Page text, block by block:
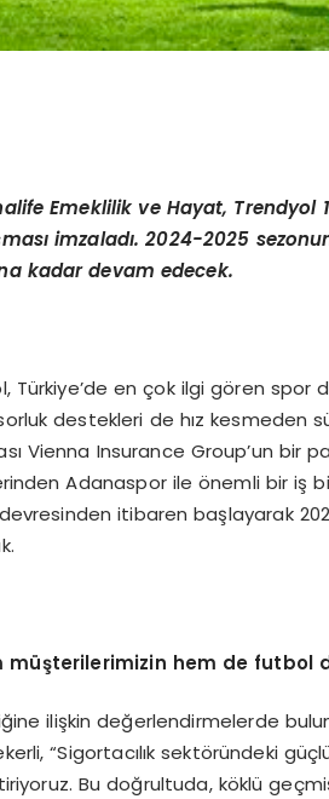
Emeklilik ve Hayat, Trendyol
ması imzaladı. 2024-2025
kadar devam edecek.
Türkiye’de en çok ilgi gören spor
destekleri de hız kesmeden
Vienna Insurance Group’un bir
Adanaspor ile önemli bir iş
itibaren başlayarak
müşterilerimizin hem de futbol
ilişkin değerlendirmelerde
“Sigortacılık sektöründeki
Bu doğrultuda, köklü